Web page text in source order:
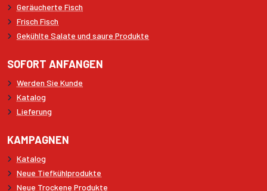
Geräucherte Fisch
Frisch Fisch
Gekühlte Salate und saure Produkte
SOFORT ANFANGEN
Werden Sie Kunde
Katalog
Lieferung
KAMPAGNEN
Katalog
Neue Tiefkühlprodukte
Neue Trockene Produkte